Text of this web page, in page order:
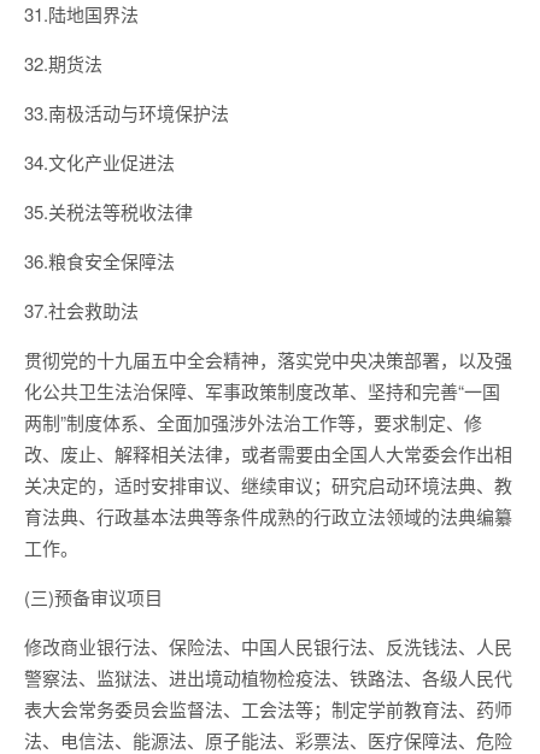
31.陆地国界法
32.期货法
33.南极活动与环境保护法
34.文化产业促进法
35.关税法等税收法律
36.粮食安全保障法
37.社会救助法
贯彻党的十九届五中全会精神，落实党中央决策部署，以及强
化公共卫生法治保障、军事政策制度改革、坚持和完善“一国
两制”制度体系、全面加强涉外法治工作等，要求制定、修
改、废止、解释相关法律，或者需要由全国人大常委会作出相
关决定的，适时安排审议、继续审议；研究启动环境法典、教
育法典、行政基本法典等条件成熟的行政立法领域的法典编纂
工作。
(三)预备审议项目
修改商业银行法、保险法、中国人民银行法、反洗钱法、人民
警察法、监狱法、进出境动植物检疫法、铁路法、各级人民代
表大会常务委员会监督法、工会法等；制定学前教育法、药师
法、电信法、能源法、原子能法、彩票法、医疗保障法、危险